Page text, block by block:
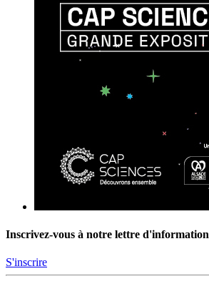
Inscrivez-vous à notre lettre d'information
S'inscrire